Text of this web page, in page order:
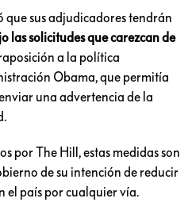
que sus adjudicadores tendrán
las solicitudes que carezcan de
a la política
Obama, que permitía
una advertencia de la
por The Hill, estas medidas son
de su intención de reducir
el país por cualquier vía.